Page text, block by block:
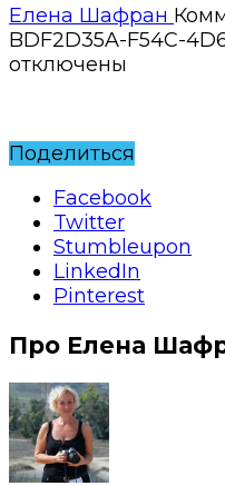
Елена Шафран
BDF2D35A-F54C-
отключены
Поделиться
Facebook
Twitter
Stumbleupon
LinkedIn
Pinterest
Про Елена